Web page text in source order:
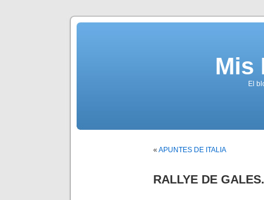
Mis
El
« APUNTES DE ITALIA
RALLYE DE